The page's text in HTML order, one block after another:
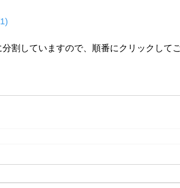
割していますので、順番にクリックしてご